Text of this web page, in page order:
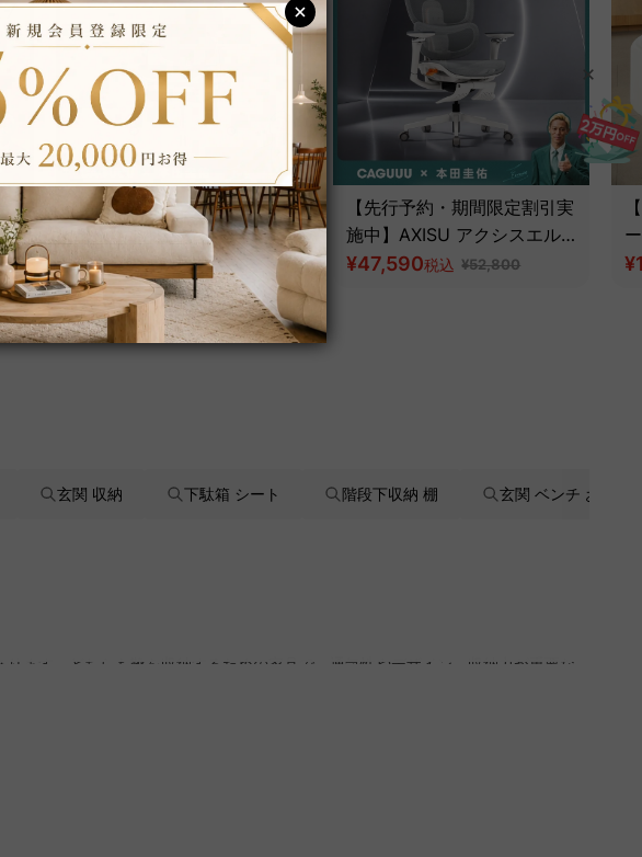
【売れ筋】AXISU アクシス
エルゴコアオフィスチェア
¥69,990税込 ¥85,690
【先行予約・期間限定割引実
施中】AXISU アクシスエル
ゴフライオフィスチェア｜圧
¥47,590税込 ¥52,800
玄関 収納 下駄箱 シート 階段下収納 棚 玄関 ベンチ おしゃ
ます。どちらも靴を収納するための家具で、通気性やデザイン、収納力が重要な
ているので、安心して選ぶことができます。
できます。
また、通気性を確保するために、靴を詰め込み過ぎないように注意が必要。